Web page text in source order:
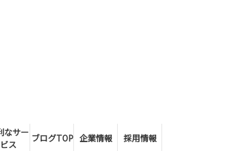
なサー
ビス
ブログTOP 企業情報 採用情報